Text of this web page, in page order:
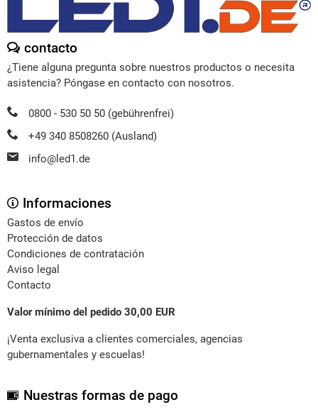
contacto
¿Tiene alguna pregunta sobre nuestros productos o necesita
asistencia? Póngase en contacto con nosotros.
0800 - 530 50 50 (gebührenfrei)
+49 340 8508260 (Ausland)
info@led1.de
Informaciones
Gastos de envío
Protección de datos
Condiciones de contratación
Aviso legal
Contacto
Valor mínimo del pedido 30,00 EUR
¡Venta exclusiva a clientes comerciales, agencias
gubernamentales y escuelas!
Nuestras formas de pago